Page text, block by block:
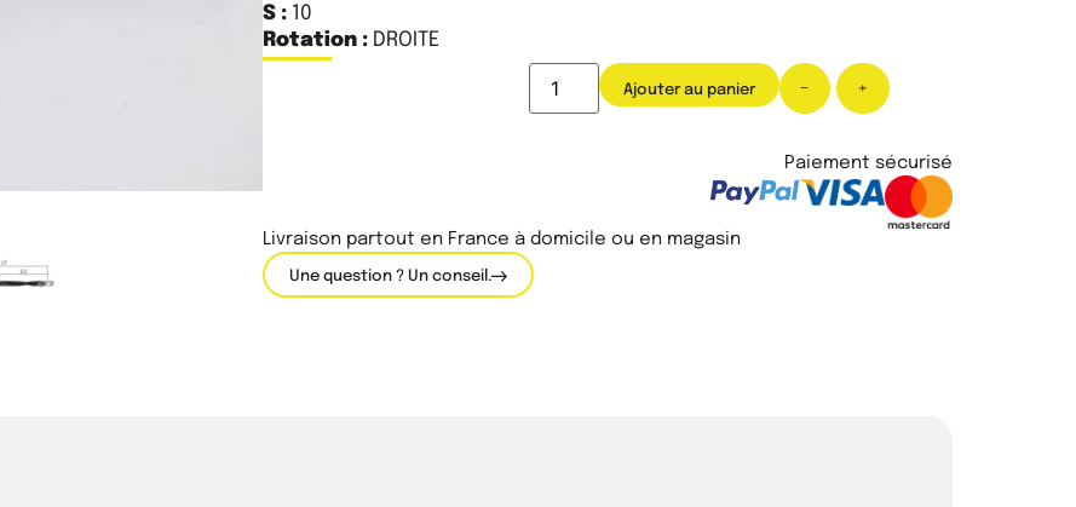
S : 10
Rotation : DROITE
- +
Ajouter au panier
Paiement sécurisé
Livraison partout en France à domicile ou en magasin
Une question ? Un conseil.